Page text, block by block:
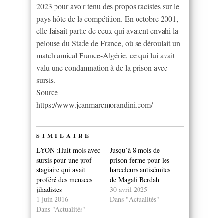
2023 pour avoir tenu des propos racistes sur le
pays hôte de la compétition. En octobre 2001,
elle faisait partie de ceux qui avaient envahi la
pelouse du Stade de France, où se déroulait un
match amical France-Algérie, ce qui lui avait
valu une condamnation à de la prison avec
sursis.
Source
https://www.jeanmarcmorandini.com/
SIMILAIRE
LYON :Huit mois avec
sursis pour une prof
stagiaire qui avait
proféré des menaces
jihadistes
1 juin 2016
Dans "Actualités"
Jusqu’à 8 mois de
prison ferme pour les
harceleurs antisémites
de Magali Berdah
30 avril 2025
Dans "Actualités"